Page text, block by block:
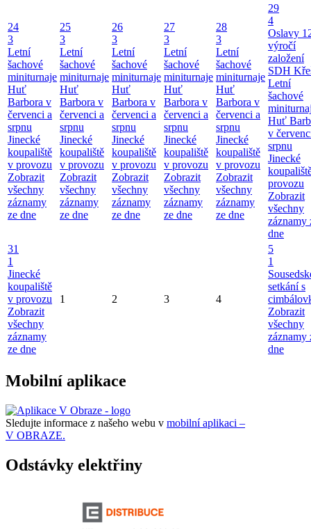
24
3
Letní
šachové
miniturnaje
Huť
Barbora v
červenci a
srpnu
Jinecké
koupaliště
v provozu
Zobrazit
všechny
záznamy
ze dne
25
3
Letní
šachové
miniturnaje
Huť
Barbora v
červenci a
srpnu
Jinecké
koupaliště
v provozu
Zobrazit
všechny
záznamy
ze dne
26
3
Letní
šachové
miniturnaje
Huť
Barbora v
červenci a
srpnu
Jinecké
koupaliště
v provozu
Zobrazit
všechny
záznamy
ze dne
27
3
Letní
šachové
miniturnaje
Huť
Barbora v
červenci a
srpnu
Jinecké
koupaliště
v provozu
Zobrazit
všechny
záznamy
ze dne
28
3
Letní
šachové
miniturnaje
Huť
Barbora v
červenci a
srpnu
Jinecké
koupaliště
v provozu
Zobrazit
všechny
záznamy
ze dne
29
4
Oslavy
výročí
založení
SDH
Letní
šachové
Huť
v
srpnu
Jinecké
provozu
Zobrazit
všechny
záznamy
dne
31
1
Jinecké
koupaliště
v provozu
Zobrazit
všechny
záznamy
ze dne
1 2 3 4
5
1
setkání s
Zobrazit
všechny
záznamy
dne
Mobilní aplikace
Sledujte informace z našeho webu v mobilní aplikaci –
V OBRAZE.
Odstávky elektřiny